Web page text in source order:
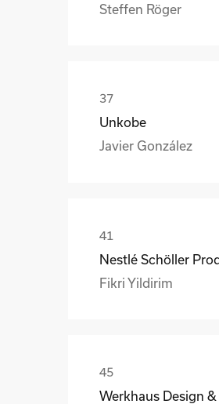
Steffen Röger
Unkobe
Javier González
Fikri Yildirim